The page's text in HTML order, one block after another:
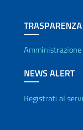
TRASPARENZA
NEWS ALERT
Registrati al